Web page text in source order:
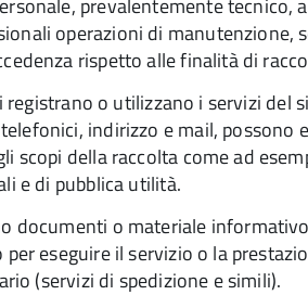
prevalentemente
operazioni di manutenzione,
rispetto alle finalità di
o utilizzano i servizi del
indirizzo e mail, possono
della raccolta come ad
e di pubblica utilità.
documenti o materiale
eseguire il servizio o la
(servizi di spedizione e simili).